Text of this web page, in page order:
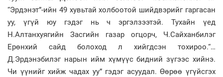
“Эрдэнэт”-ийн 49 хувьтай холбоотой шийдвэрийг гаргасан
уу, үгүй юу гэдэг нь ч эргэлзээтэй. Тухайн үед
Н.Алтанхуягийн Засгийн газар огцорч, Ч.Сайханбилэг
Ерөнхий сайд болоход л хийгдсэн тохироо.“…
Д.Эрдэнэбилэг нарын ийм хүмүүс бидний зүгээс хийнэ.
Чи үүнийг хийж чадах уу” гэдэг асуудал. Өөрөө үгүйсгэх